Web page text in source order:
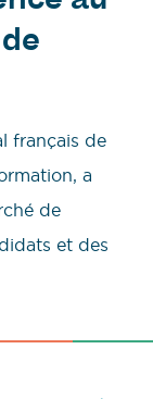
français de
a
de
et des